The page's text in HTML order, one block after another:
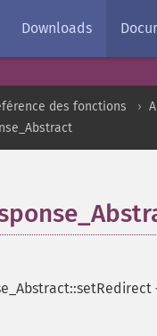
Downloads
des fonctions